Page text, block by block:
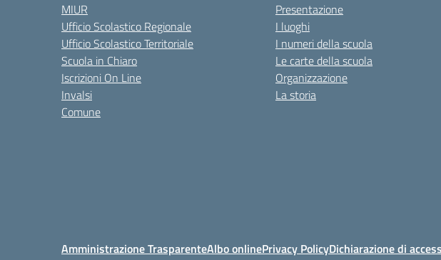
MIUR
Ufficio Scolastico Regionale
Ufficio Scolastico Territoriale
Scuola in Chiaro
Iscrizioni On Line
Invalsi
Comune
Presentazione
I luoghi
I numeri della scuola
Le carte della scuola
Organizzazione
La storia
Amministrazione TrasparenteAlbo onlinePrivacy PolicyDichiarazione di